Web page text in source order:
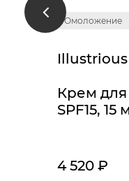
Омоложение
Illustrious
Крем для
SPF15, 15
4 520 ₽